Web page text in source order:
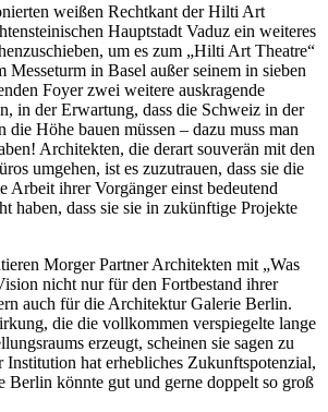
weißen Rechtkant der Hilti Art
Hauptstadt Vaduz ein weiteres
um es zum „Hilti Art Theatre“
Messeturm in Basel außer seinem in sieben
Foyer zwei weitere auskragende
in der Erwartung, dass die Schweiz in der
Höhe bauen müssen – dazu muss man
Architekten, die derart souverän mit den
umgehen, ist es zuzutrauen, dass sie die
Arbeit ihrer Vorgänger einst bedeutend
haben, dass sie sie in zukünftige Projekte
Morger Partner Architekten mit „Was
nicht nur für den Fortbestand ihrer
auch für die Architektur Galerie Berlin.
die die vollkommen verspiegelte lange
erzeugt, scheinen sie sagen zu
hat erhebliches Zukunftspotenzial,
Berlin könnte gut und gerne doppelt so groß